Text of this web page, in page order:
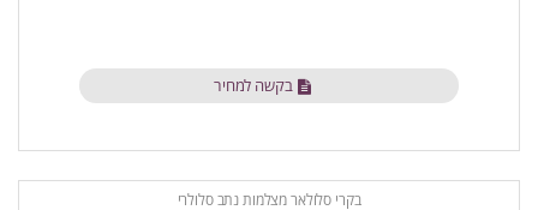
בקשה למחיר
בקרי סלולאר מצלמות נתב סלולרי